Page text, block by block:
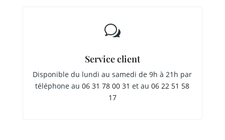
w
Service client
Disponible du lundi au samedi de 9h à 21h par
téléphone au06 31 78 00 31 et au06 22 51 58
17